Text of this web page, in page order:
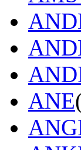
ANE